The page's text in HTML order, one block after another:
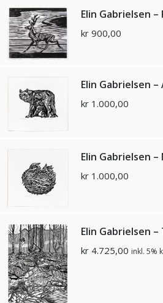
Elin Gabrielsen
kr 900,00
Elin Gabrielsen
kr 1.000,00
Elin Gabrielsen
kr 1.000,00
Elin Gabrielsen
kr 4.725,00 inkl. 5%